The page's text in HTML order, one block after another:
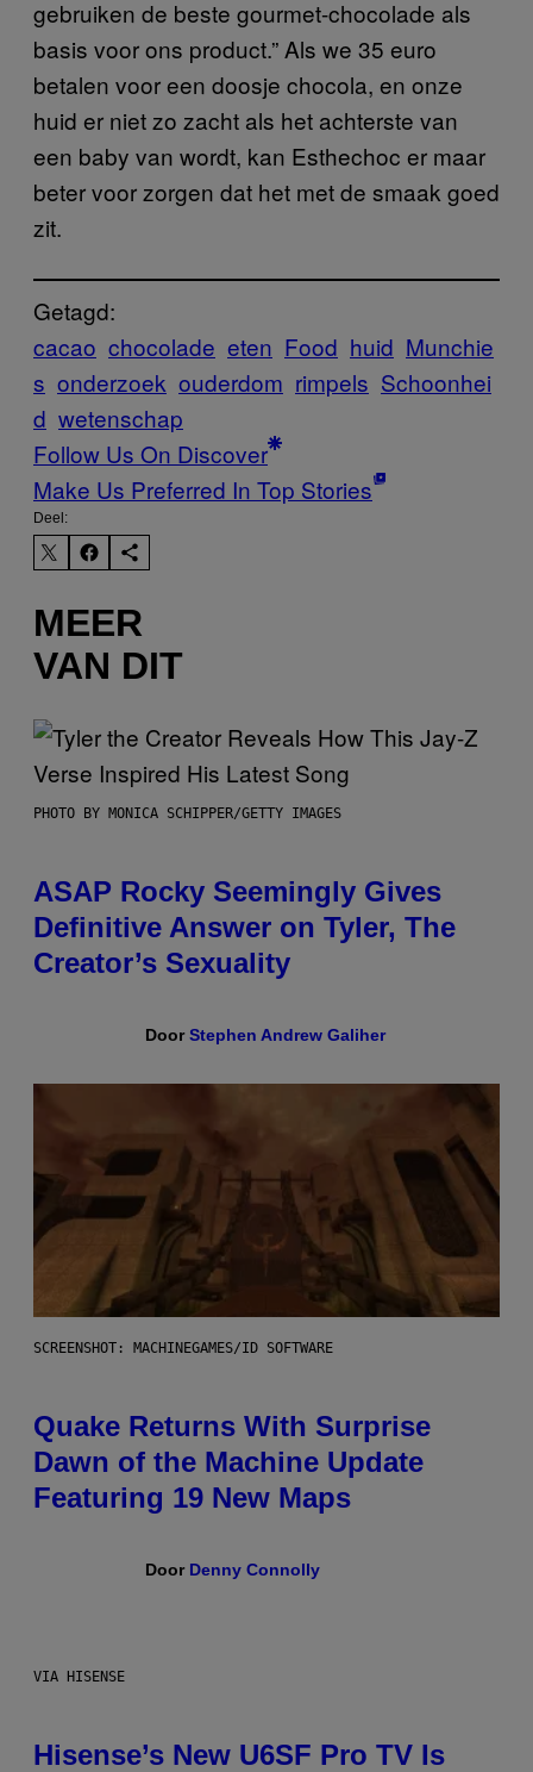
gebruiken de beste gourmet-chocolade als
basis voor ons product.” Als we 35 euro
betalen voor een doosje chocola, en onze
huid er niet zo zacht als het achterste van
een baby van wordt, kan Esthechoc er maar
beter voor zorgen dat het met de smaak goed
zit.
Getagd:
cacao chocolade eten Food huid Munchie
s onderzoek ouderdom rimpels Schoonhei
d wetenschap
Follow Us On Discover
Make Us Preferred In Top Stories
Deel:
MEER
VAN DIT
PHOTO BY MONICA SCHIPPER/GETTY IMAGES
ASAP Rocky Seemingly Gives
Definitive Answer on Tyler, The
Creator’s Sexuality
DoorStephen Andrew Galiher
SCREENSHOT: MACHINEGAMES/ID SOFTWARE
Quake Returns With Surprise
Dawn of the Machine Update
Featuring 19 New Maps
Door Denny Connolly
VIA HISENSE
Hisense’s New U6SF Pro TV Is